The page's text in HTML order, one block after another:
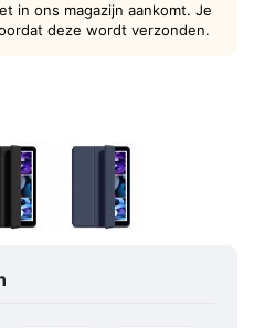
in ons magazijn aankomt. Je
deze wordt verzonden.